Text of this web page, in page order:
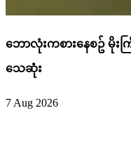
ဘောလုံးကစားနေစဥ် မိုး
သေဆုံး
7 Aug 2026